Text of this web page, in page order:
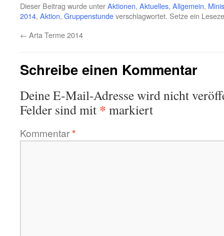
Dieser Beitrag wurde unterAktionen, Aktuelles, Allgemein,
2014, Aktion, Gruppenstundeverschlagwortet. Setze ein
← Arta Terme 2014
Schreibe einen Kommentar
Deine E-Mail-Adresse wird nicht
Felder sind mit * markiert
Kommentar*